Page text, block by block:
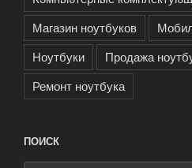
Магазин ноутбуков
Ноутбуки
Продажа
Ремонт ноутбука
ПОИСК